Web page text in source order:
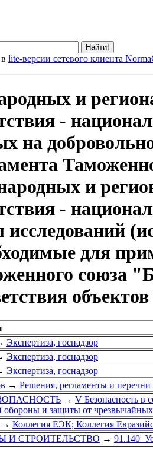
lite-версии сетевого клиента
и
-
на
и
-
для
союза
Экспертиза, госнадзор
Экспертиза, госнадзор
Экспертиза, госнадзор
→ Решения, регламенты и
→ V Безопасность в
обороны и защиты от
→ Коллегия ЕЭК; Коллегия
И СТРОИТЕЛЬСТВО → 91.140